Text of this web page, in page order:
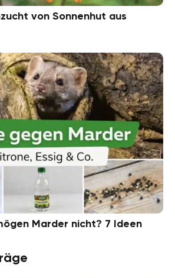
von Sonnenhut aus
Marder nicht? 7 Ideen